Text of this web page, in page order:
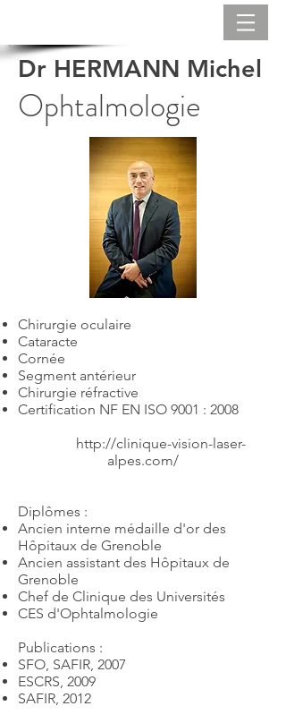
Dr HERMANN Michel
Ophtalmologie
Chirurgie oculaire
Cataracte
Cornée
Segment antérieur
Chirurgie réfractive
Certification NF EN ISO 9001 : 2008
http://clinique-vision-laser-
alpes.com/
Diplômes :
Ancien interne médaille d'or des
Hôpitaux de Grenoble
Ancien assistant des Hôpitaux de
Grenoble
Chef de Clinique des Universités
CES d'Ophtalmologie
Publications :
SFO, SAFIR, 2007
ESCRS, 2009
SAFIR, 2012